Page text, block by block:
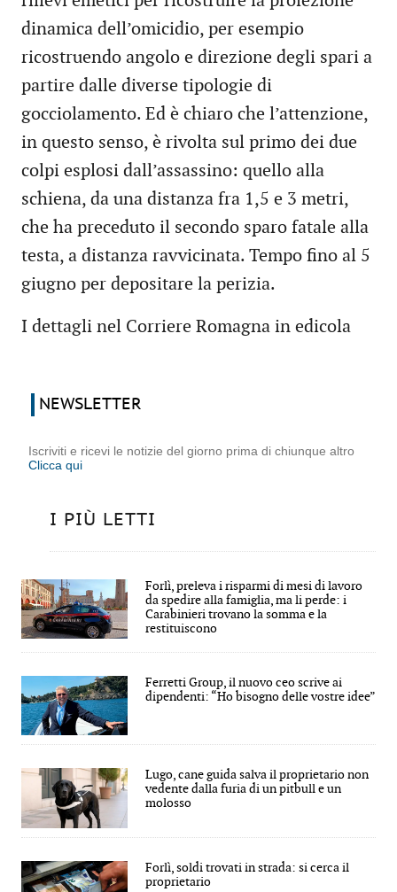
dinamica dell’omicidio, per esempio
ricostruendo angolo e direzione degli spari a
partire dalle diverse tipologie di
gocciolamento. Ed è chiaro che l’attenzione,
in questo senso, è rivolta sul primo dei due
colpi esplosi dall’assassino: quello alla
schiena, da una distanza fra 1,5 e 3 metri,
che ha preceduto il secondo sparo fatale alla
testa, a distanza ravvicinata. Tempo fino al 5
giugno per depositare la perizia.
I dettagli nel Corriere Romagna in edicola
NEWSLETTER
Iscriviti e ricevi le notizie del giorno prima di chiunque altro
Clicca qui
I PIÙ LETTI
Forlì, preleva i risparmi di mesi di lavoro
da spedire alla famiglia, ma li perde: i
Carabinieri trovano la somma e la
restituiscono
Ferretti Group, il nuovo ceo scrive ai
dipendenti: “Ho bisogno delle vostre idee”
Lugo, cane guida salva il proprietario non
vedente dalla furia di un pitbull e un
molosso
Forlì, soldi trovati in strada: si cerca il
proprietario